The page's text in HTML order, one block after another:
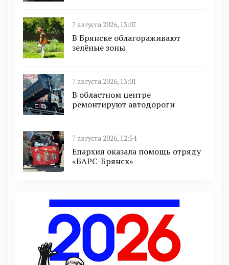
7 августа 2026, 13:07
В Брянске облагораживают
зелёные зоны
7 августа 2026, 13:01
В областном центре
ремонтируют автодороги
7 августа 2026, 12:54
Епархия оказала помощь отряду
«БАРС-Брянск»